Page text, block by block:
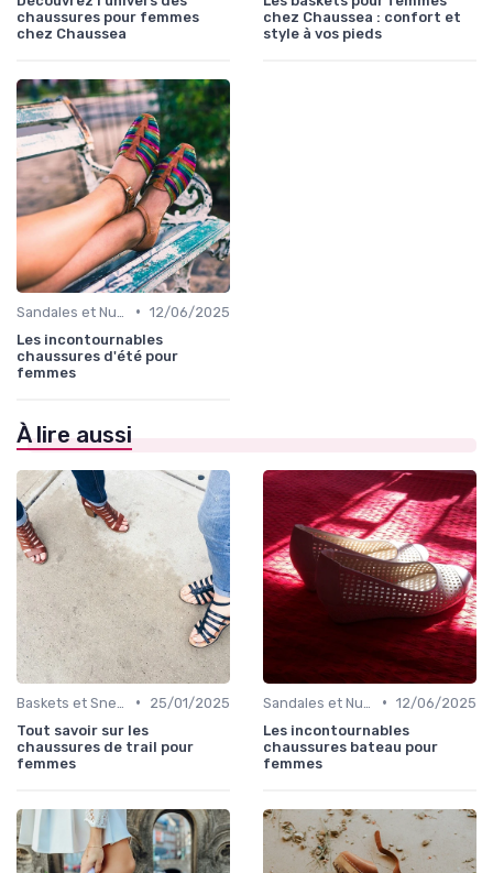
chaussures pour femmes
chez Chaussea
chez Chaussea : confort et
style à vos pieds
• 12/06/2025
Les incontournables
chaussures d'été pour
femmes
À lire aussi
•
25/01/2025
Tout savoir sur les
chaussures de trail pour
femmes
• 12/06/2025
Les incontournables
chaussures bateau pour
femmes